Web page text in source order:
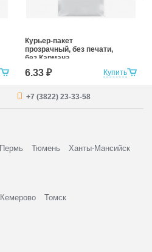
Купить
Курьер-пакет
прозрачный, без печати,
без Кармана
Сопроводительной
Документации
маркетплейсов)
6.33 ₽
+7 (3822) 23-33-58
Пермь Тюмень Ханты-Мансийск
Кемерово Томск